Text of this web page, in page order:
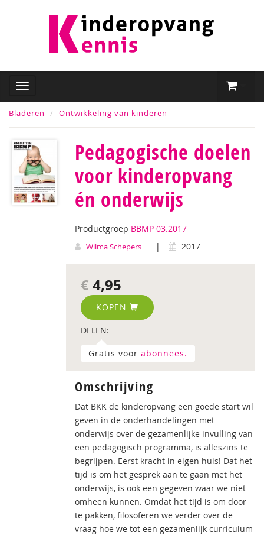
Bladeren Ontwikkeling van kinderen
Pedagogische doelen
voor kinderopvang
én onderwijs
Productgroep BBMP 03.2017
Wilma Schepers | 2017
€ 4,95
KOPEN
DELEN:
Gratis voor abonnees.
Omschrijving
Dat BKK de kinderopvang een goede start wil
geven in de onderhandelingen met
onderwijs over de gezamenlijke invulling van
een pedagogisch programma, is alleszins te
begrijpen. Eerst kracht in eigen huis! Dat het
tijd is om het gesprek aan te gaan met het
onderwijs, is ook een gegeven waar we niet
omheen kunnen. Omdat het tijd is om door
te pakken, filosoferen we verder over de
vraag hoe we tot een gezamenlijk curriculum